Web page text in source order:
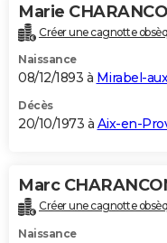
Marie
Créer une cagnotte
Naissance
08/12/1893 à Mirabel-
Décès
20/10/1973 à Aix-en-
Marc
Créer une cagnotte
Naissance